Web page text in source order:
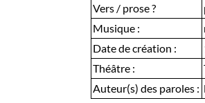
Vers / prose ?
Musique :
Date de création :
Théâtre :
Auteur(s) des paroles :